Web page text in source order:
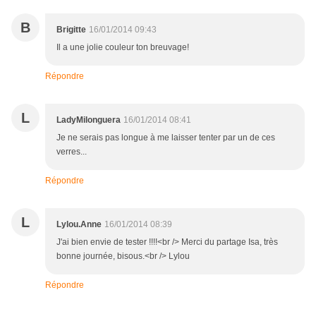
B Brigitte 16/01/2014 09:43
Il a une jolie couleur ton breuvage!
Répondre
L LadyMilonguera 16/01/2014 08:41
Je ne serais pas longue à me laisser tenter par un de ces
verres...
Répondre
L Lylou.Anne 16/01/2014 08:39
J'ai bien envie de tester !!!!<br /> Merci du partage Isa, très
bonne journée, bisous.<br /> Lylou
Répondre